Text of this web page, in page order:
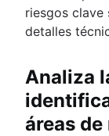
riesgos clave
detalles
Analiza
áreas